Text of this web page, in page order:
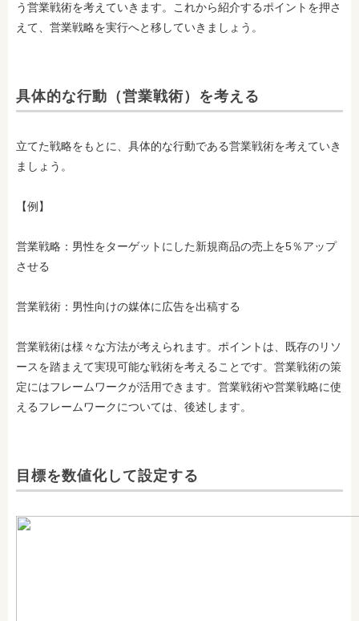
う営業戦術を考えていきます。これから紹介するポイントを押さ
えて、営業戦略を実行へと移していきましょう。
具体的な行動（営業戦術）を考える
立てた戦略をもとに、具体的な行動である営業戦術を考えていき
ましょう。
【例】
営業戦略：男性をターゲットにした新規商品の売上を5％アップ
させる
営業戦術：男性向けの媒体に広告を出稿する
営業戦術は様々な方法が考えられます。ポイントは、既存のリソ
ースを踏まえて実現可能な戦術を考えることです。営業戦術の策
定にはフレームワークが活用できます。営業戦術や営業戦略に使
えるフレームワークについては、後述します。
目標を数値化して設定する